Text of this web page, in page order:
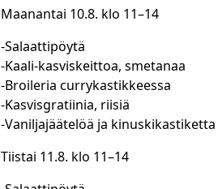
Maanantai 10.8. klo 11–14
-Salaattipöytä
-Kaali-kasviskeittoa, smetanaa
-Broileria currykastikkeessa
-Kasvisgratiinia, riisiä
-Vaniljajäätelöä ja kinuskikastiketta
Tiistai 11.8. klo 11–14